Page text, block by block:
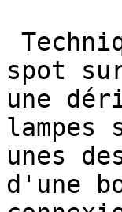
spot
une
lampes
unes
d'une